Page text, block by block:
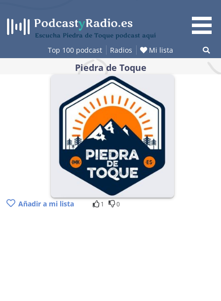
contenido
Escucha Piedra de Toque podcast aquí
Top 100 podcast Radios Mi lista
Piedra de Toque
Añadir a mi lista 1 0